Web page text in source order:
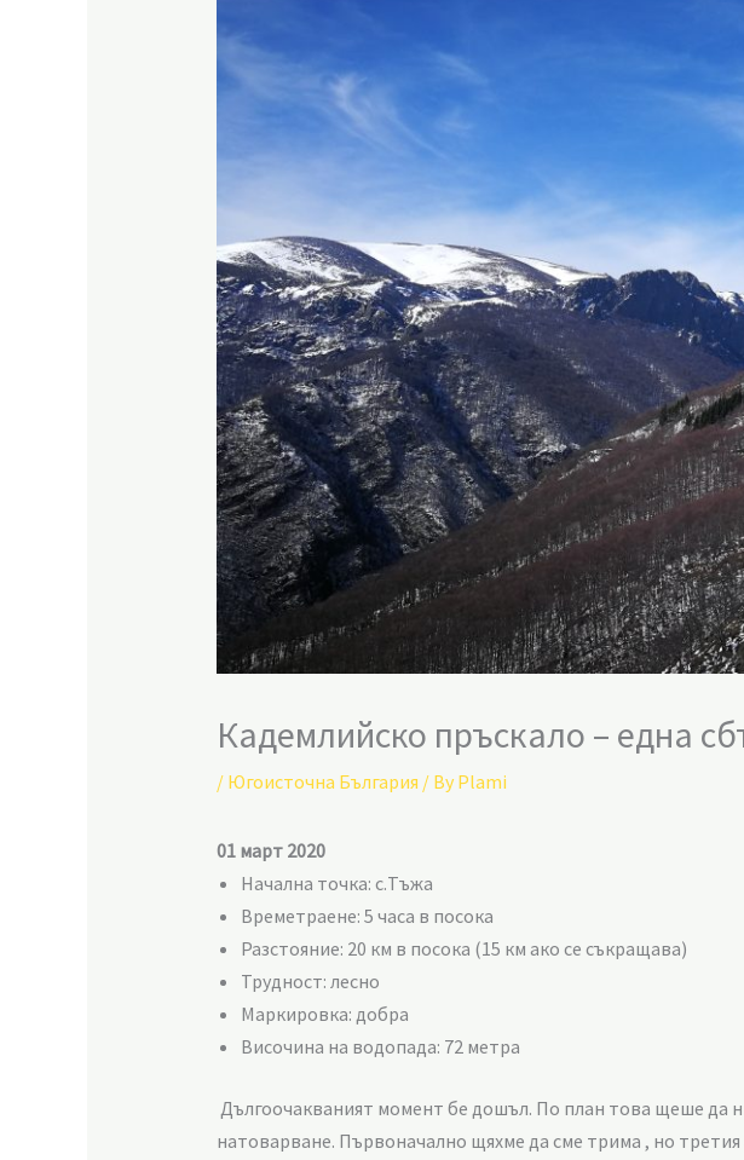
Кадемлийско пръскало – една
/ Югоисточна България / By Plami
01 март 2020
Начална точка: с.Тъжа
Времетраене: 5 часа в посока
Разстояние: 20 км в посока (15 км ако се съкращава)
Трудност: лесно
Маркировка: добра
Височина на водопада: 72 метра
Дългоочакваният момент бе дошъл. По план това щеше да
натоварване. Първоначално щяхме да сме трима , но